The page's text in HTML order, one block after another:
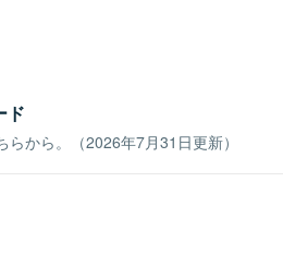
ド
から。（2026年7月31日更新）